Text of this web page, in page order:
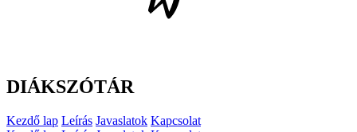
DIÁKSZÓTÁR
Kezdő lap Leírás Javaslatok Kapcsolat